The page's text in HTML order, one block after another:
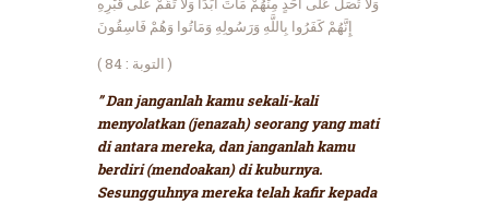
إِنَّهُمْ كَفَرُوا بِاللَّهِ وَرَسُولِهِ وَمَاتُوا وَهُمْ فَاسِقُونَ
( التوبة : 84 )
” Dan janganlah kamu sekali-kali
menyolatkan (jenazah) seorang yang mati
di antara mereka, dan janganlah kamu
berdiri (mendoakan) di kuburnya.
Sesungguhnya mereka telah kafir kepada